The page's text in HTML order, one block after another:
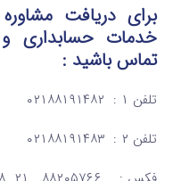
برای دریافت
خدمات حسابداری
تماسباشید :
تلفن ۱ : ۰۲۱۸۸۱۹۱۴۸۲
تلفن ۲ : ۰۲۱۸۸۱۹۱۴۸۳